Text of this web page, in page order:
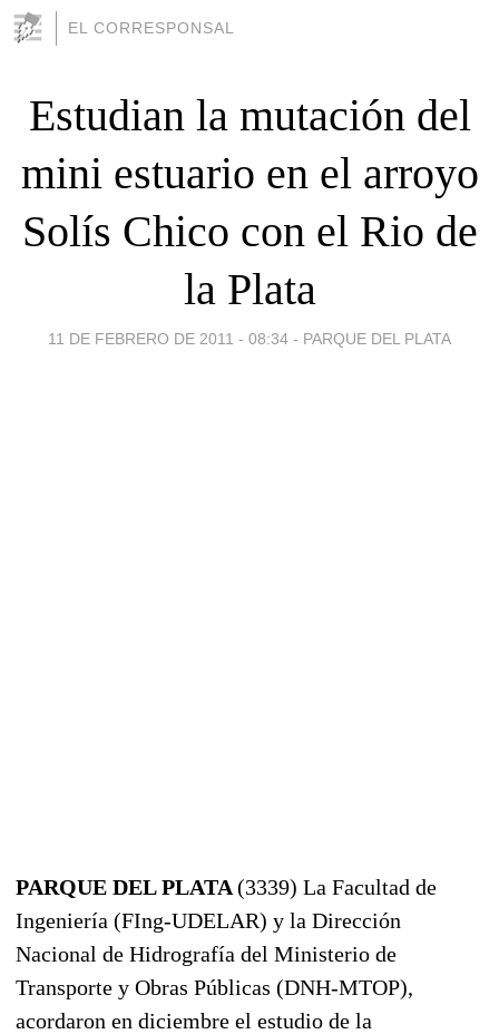
EL CORRESPONSAL
Estudian la mutación del
mini estuario en el arroyo
Solís Chico con el Rio de
la Plata
11 DE FEBRERO DE 2011 - 08:34 - PARQUE DEL PLATA
PARQUE DEL PLATA(3339) La Facultad de
Ingeniería (FIng-UDELAR) y la Dirección
Nacional de Hidrografía del Ministerio de
Transporte y Obras Públicas (DNH-MTOP),
acordaron en diciembre el estudio de la